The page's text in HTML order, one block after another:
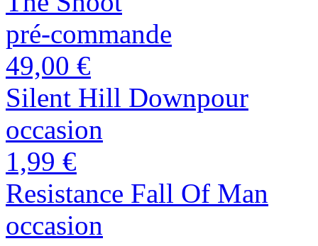
pré-commande
49,00 €
Silent Hill Downpour
occasion
1,99 €
Resistance Fall Of Man
occasion